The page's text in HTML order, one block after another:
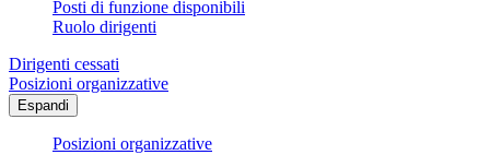
Posti di funzione disponibili
Ruolo dirigenti
Dirigenti cessati
Posizioni organizzative
Espandi
Posizioni organizzative